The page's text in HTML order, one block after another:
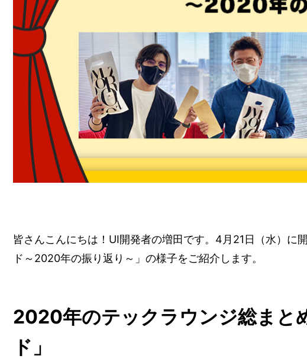
皆さんこんにちは！UI開発者の増田です。4月21日（水）に
ド～2020年の振り返り～」の様子をご紹介します。
2020年のテックラウンジ総まと
ド」